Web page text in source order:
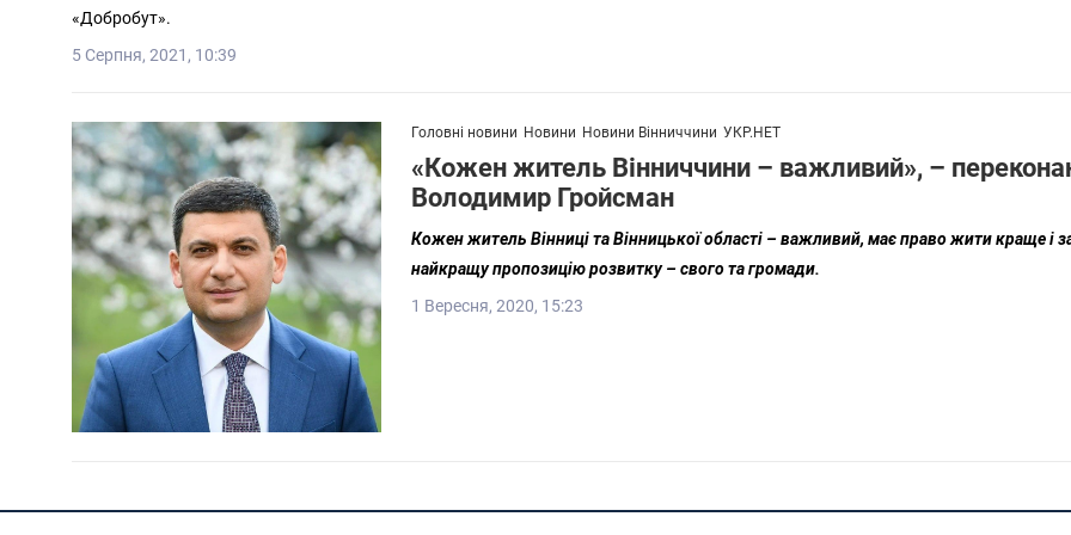
«Добробут».
5 Серпня, 2021, 10:39
Головні новини Новини Новини Вінниччини УКР.НЕТ
«Кожен житель Вінниччини – важливий», –
Володимир Гройсман
Кожен житель Вінниці та Вінницької області – важливий, має право жити краще і
найкращу пропозицію розвитку – свого та громади.
1 Вересня, 2020, 15:23